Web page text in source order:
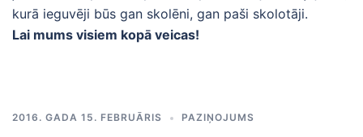
kurā ieguvēji būs gan skolēni, gan paši skolotāji.
Lai mums visiem kopā veicas!
2016. GADA 15. FEBRUĀRIS PAZIŅOJUMS